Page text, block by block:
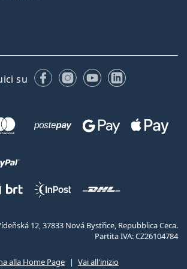
su FacebookInstagram
YouTubeLinkedIn
12, 37833 Nová Bystřice, Repubblica Ceca.
Partita IVA: CZ26104784
alla Home Page Vai all'inizio